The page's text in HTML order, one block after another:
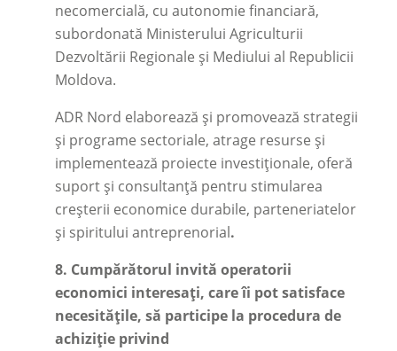
necomercială, cu autonomie financiară,
subordonată Ministerului Agriculturii
Dezvoltării Regionale și Mediului al Republicii
Moldova.
ADR Nord elaborează și promovează strategii
și programe sectoriale, atrage resurse și
implementează proiecte investiționale, oferă
suport și consultanță pentru stimularea
creșterii economice durabile, parteneriatelor
și spiritului antreprenorial.
8. Cumpărătorul invită operatorii
economici interesați, care îi pot satisface
necesitățile, să participe la procedura de
achiziție privind